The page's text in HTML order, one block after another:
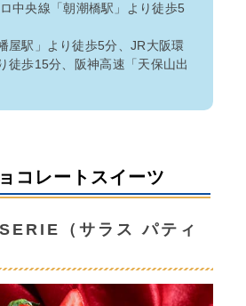
中央線「朝潮橋駅」より徒歩5
屋駅」より徒歩5分、JR大阪環
徒歩15分、阪神高速「天保山出
コレートスイーツ
（サラス パティ